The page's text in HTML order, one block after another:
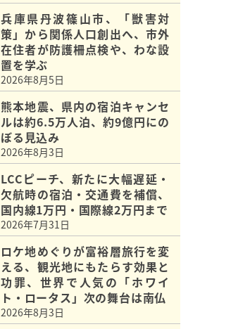
兵庫県丹波篠山市、「獣害対
策」から関係人口創出へ、市外
在住者が防護柵点検や、わな設
置を学ぶ
2026年8月5日
熊本地震、県内の宿泊キャンセ
ルは約6.5万人泊、約9億円にの
ぼる見込み
2026年8月3日
LCCピーチ、新たに大幅遅延・
欠航時の宿泊・交通費を補償、
国内線1万円・国際線2万円まで
2026年7月31日
ロケ地めぐりが富裕層旅行を変
える、観光地にもたらす効果と
功罪、世界で人気の「ホワイ
ト・ロータス」次の舞台は南仏
2026年8月3日